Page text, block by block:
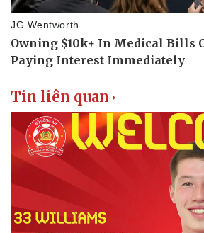
Tin liên quan